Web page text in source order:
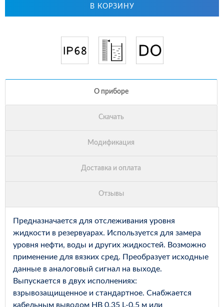
В КОРЗИНУ
Предназначается для отслеживания уровня
жидкости в резервуарах. Используется для замера
уровня нефти, воды и других жидкостей. Возможно
применение для вязких сред. Преобразует исходные
данные в аналоговый сигнал на выходе.
Выпускается в двух исполнениях:
взрывозащищенное и стандартное. Снабжается
кабельным выводом НВ 0,35 L-0,5 м или